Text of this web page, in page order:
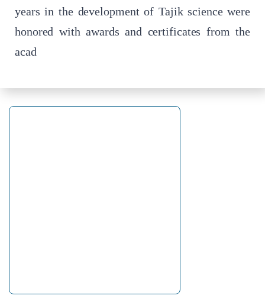
years in the development of Tajik science were
honored with awards and certificates from the
acad